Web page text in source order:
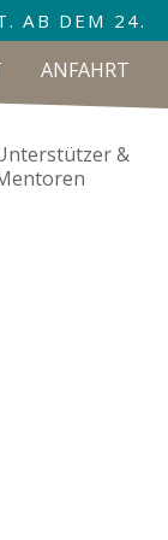
AB DEM 24.
ANFAHRT
&